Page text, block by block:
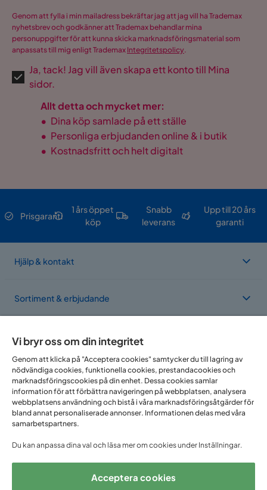
Genom att fylla i min mailadress bekräftar jag att jag vill ha Trademax
nyhetsbrev och godkänner att Trademax behandlar mina
personuppgifter för att kunna skicka marknadsföringsmaterial som
anpassats till mig enligt Trademax Integritetspolicy.
Ja, tack! Jag vill även skapa ett konto till Mina
sidor.
Allt detta och mycket mer:
• Dina köp samlade på ett ställe
• Personliga erbjudanden online & i butik
• Kostnadsfritt och helt digitalt
Prisgaranti
1 års öppet
köp
Snabb
leverans
Upp till 20 års
garanti
Hjälp & kontakt
Sortiment & erbjudande
Om Trademax
Vi finns i flera länder
Vi bryr oss om din integritet
Genom att klicka på "Acceptera cookies" samtycker du till lagring av
nödvändiga cookies, funktionella cookies, prestandacookies och
marknadsföringscookies på din enhet. Dessa cookies samlar
information för att förbättra navigeringen på webbplatsen, analysera
webbplatsens användning och bistå i våra marknadsföringsåtgärder för
bland annat personaliserade annonser. Informationen delas med våra
samarbetspartners.
Du kan anpassa dina val och läsa mer om cookies under Inställningar.
Acceptera cookies